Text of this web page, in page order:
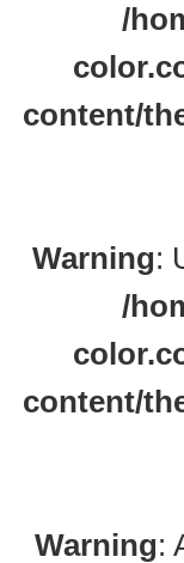
/
content/
Warning:
/
content/
Warning: